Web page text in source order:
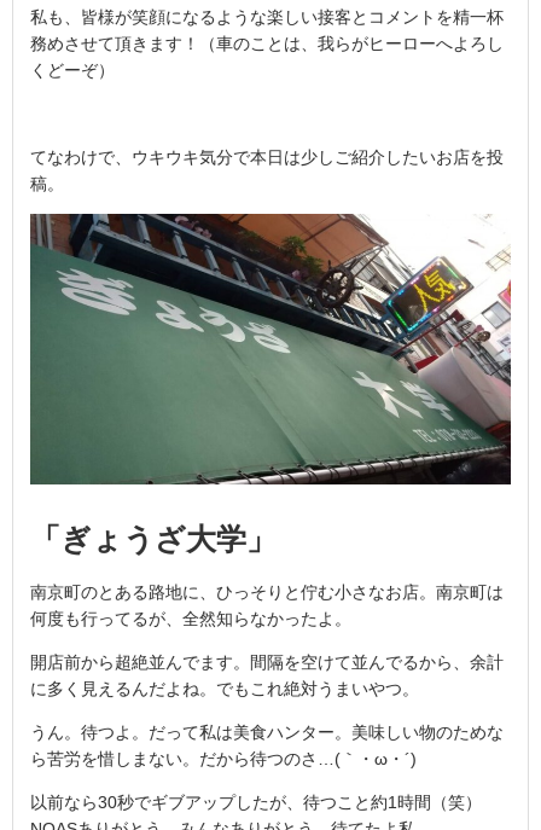
私も、皆様が笑顔になるような楽しい接客とコメントを精一杯
務めさせて頂きます！（車のことは、我らがヒーローへよろし
くどーぞ）
てなわけで、ウキウキ気分で本日は少しご紹介したいお店を投
稿。
「ぎょうざ大学」
南京町のとある路地に、ひっそりと佇む小さなお店。南京町は
何度も行ってるが、全然知らなかったよ。
開店前から超絶並んでます。間隔を空けて並んでるから、余計
に多く見えるんだよね。でもこれ絶対うまいやつ。
うん。待つよ。だって私は美食ハンター。美味しい物のためな
ら苦労を惜しまない。だから待つのさ…(｀・ω・´)
以前なら30秒でギブアップしたが、待つこと約1時間（笑）